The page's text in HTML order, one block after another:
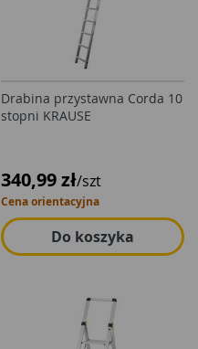
Drabina przystawna Corda 10
stopni KRAUSE
340,99 zł/szt
Cena orientacyjna
Do koszyka